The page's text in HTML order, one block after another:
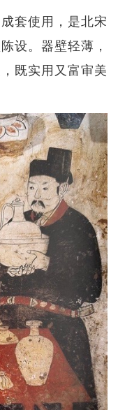
套使用，是北宋
设。器壁轻薄，
既实用又富审美